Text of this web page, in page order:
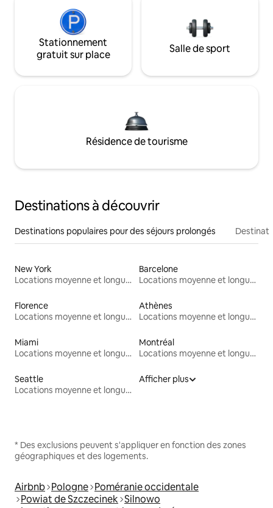
Stationnement
gratuit sur place
Salle de sport
Résidence de tourisme
Destinations à découvrir
Destinations populaires pour des séjours prolongés
New York
Locations moyenne et longue durée
Barcelone
Locations moyenne et longue durée
Florence
Locations moyenne et longue durée
Athènes
Locations moyenne et longue durée
Miami
Locations moyenne et longue durée
Montréal
Locations moyenne et longue durée
Seattle
Locations moyenne et longue durée
Afficher plus
* Des exclusions peuvent s'appliquer en fonction des zones
géographiques et des logements.
Airbnb Pologne Poméranie occidentale
Powiat de Szczecinek Silnowo